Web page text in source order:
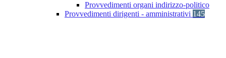
Provvedimenti organi indirizzo-politico
Provvedimenti dirigenti - amministrativi 145